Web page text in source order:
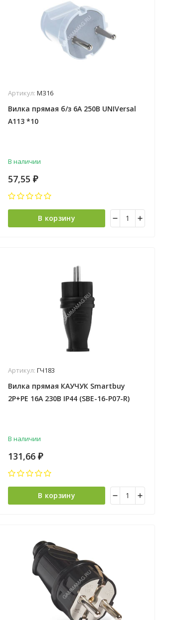
Артикул:МЗ16
Вилка прямая б/з 6А 250В UNIVersal
А113 *10
В наличии
57,55₽
В корзину
Артикул:ГЧ183
Вилка прямая КАУЧУК Smartbuy
2P+PE 16А 230В IP44 (SBE-16-P07-R)
В наличии
131,66₽
В корзину